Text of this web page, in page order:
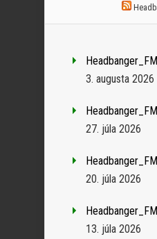
3. augusta 2026
27. júla 2026
20. júla 2026
13. júla 2026